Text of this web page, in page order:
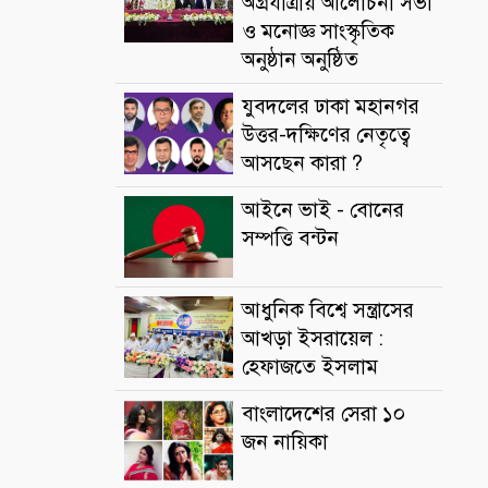
ও মনোজ্ঞ সাংস্কৃতিক
অনুষ্ঠান অনুষ্ঠিত
যুবদলের ঢাকা মহানগর
উত্তর-দক্ষিণের নেতৃত্বে
আসছেন কারা ?
আইনে ভাই - বোনের
সম্পত্তি বন্টন
আধুনিক বিশ্বে সন্ত্রাসের
আখড়া ইসরায়েল :
হেফাজতে ইসলাম
বাংলাদেশের সেরা ১০
জন নায়িকা